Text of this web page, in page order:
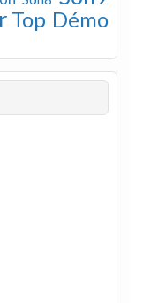
Top Démo